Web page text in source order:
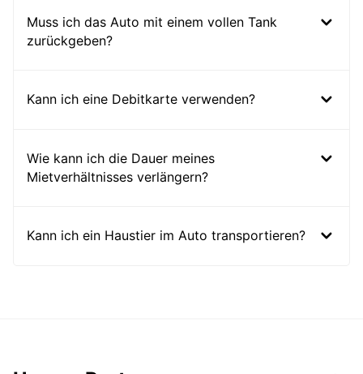
Muss ich das Auto mit einem vollen Tank
zurückgeben?
Kann ich eine Debitkarte verwenden?
Wie kann ich die Dauer meines
Mietverhältnisses verlängern?
Kann ich ein Haustier im Auto transportieren?